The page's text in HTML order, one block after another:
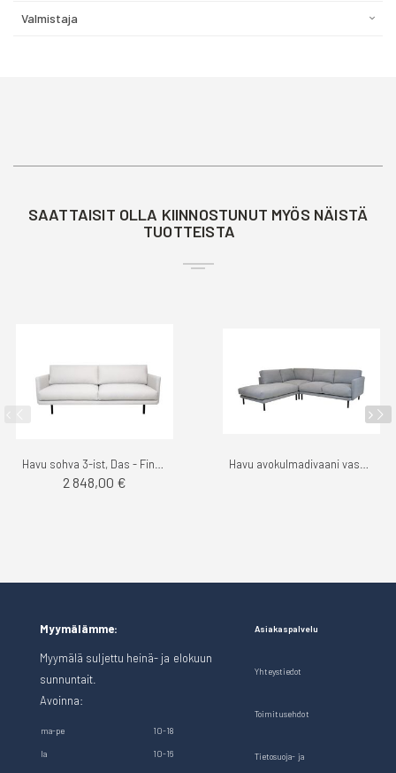
Valmistaja
SAATTAISIT OLLA KIINNOSTUNUT MYÖS NÄISTÄ
TUOTTEISTA
2 848,00 €
Myymälämme:
Myymälä suljettu heinä- ja elokuun
sunnuntait.
Avoinna:
ma-pe 10-18
la 10-16
Asiakaspalvelu
Yhteystiedot
Toimitusehdot
Tietosuoja- ja